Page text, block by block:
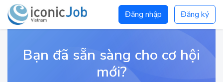
Đăng nhập Đăng ký
Bạn đã sẵn sàng cho cơ hội
mới?